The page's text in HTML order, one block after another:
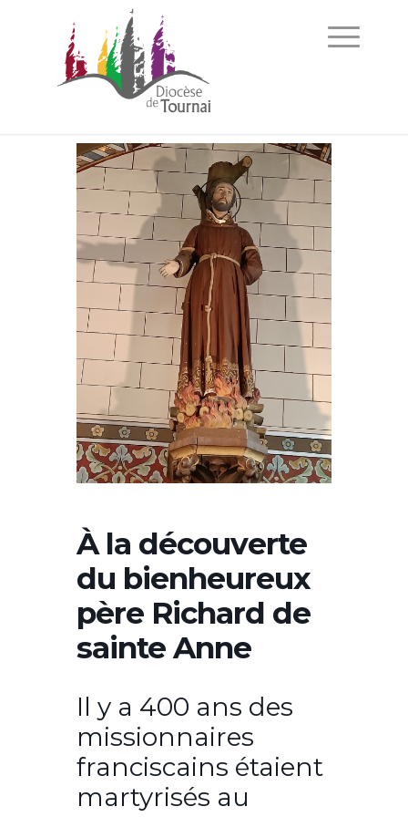
À la découverte
du bienheureux
père Richard de
sainte Anne
Il y a 400 ans des
missionnaires
franciscains étaient
martyrisés au